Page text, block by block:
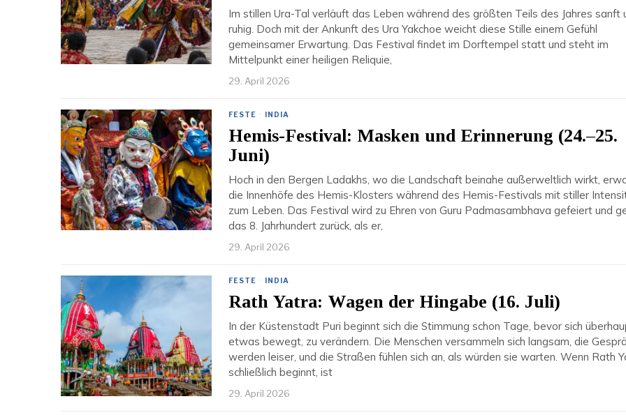
Im stillen Ura-Tal verläuft das Leben während des größten Teils des Jahres sanft
ruhig. Doch mit der Ankunft des Ura Yakchoe weicht diese Stille einem Gefühl
gemeinsamer Erwartung. Das Festival findet im Dorftempel statt und steht im
Mittelpunkt einer heiligen Reliquie,
29. April 2026
FESTE · INDIA
Hemis-Festival: Masken und Erinnerung (24.–25.
Juni)
Hoch in den Bergen Ladakhs, wo die Landschaft beinahe außerweltlich wirkt,
die Innenhöfe des Hemis-Klosters während des Hemis-Festivals mit stiller
zum Leben. Das Festival wird zu Ehren von Guru Padmasambhava gefeiert und
das 8. Jahrhundert zurück, als er,
29. April 2026
FESTE · INDIA
Rath Yatra: Wagen der Hingabe (16. Juli)
In der Küstenstadt Puri beginnt sich die Stimmung schon Tage, bevor sich
etwas bewegt, zu verändern. Die Menschen versammeln sich langsam, die
werden leiser, und die Straßen fühlen sich an, als würden sie warten. Wenn Rath
schließlich beginnt, ist
29. April 2026